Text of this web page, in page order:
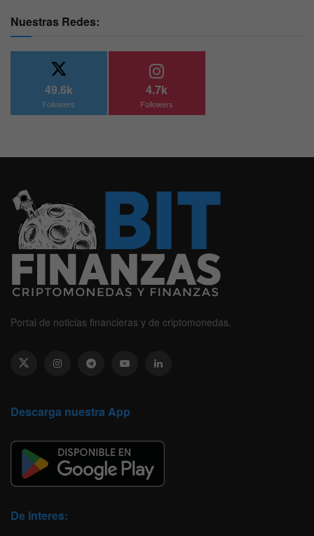
Nuestras Redes:
49.6k
Followers
4.7k
Followers
Portal de noticias financieras y de criptomonedas.
Descarga nuestra App
De Interes: